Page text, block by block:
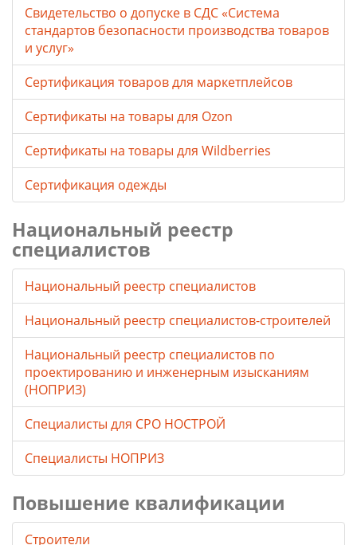
Свидетельство о допуске в СДС «Система
стандартов безопасности производства товаров
и услуг»
Сертификация товаров для маркетплейсов
Cертификаты на товары для Ozon
Cертификаты на товары для Wildberries
Сертификация одежды
Национальный реестр
специалистов
Национальный реестр специалистов
Национальный реестр специалистов-строителей
Национальный реестр специалистов по
проектированию и инженерным изысканиям
(НОПРИЗ)
Специалисты для СРО НОСТРОЙ
Специалисты НОПРИЗ
Повышение квалификации
Строители